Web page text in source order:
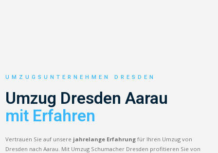
UMZUGSUNTERNEHMEN DRESDEN
Umzug Dresden Aarau
mit Erfahren
Vertrauen Sie auf unsere jahrelange Erfahrung für Ihren Umzug von
Dresden nach Aarau. Mit Umzug Schumacher Dresden profitieren Sie von